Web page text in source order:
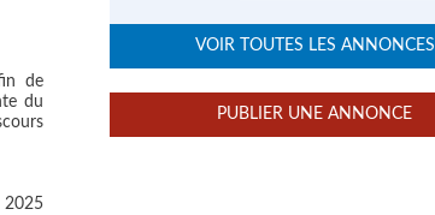
de
du
2025
VOIR TOUTES LES ANNONCES
PUBLIER UNE ANNONCE